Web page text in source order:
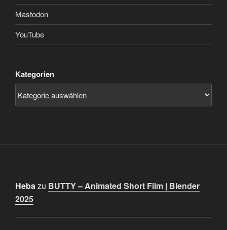
Mastodon
YouTube
Kategorien
Hebazu BUTTY – Animated Short Film | Blender
2025